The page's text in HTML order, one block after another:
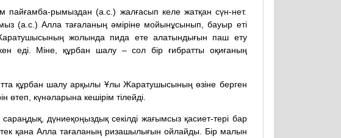
рымыздан (а.с.) жалғасып келе жатқан сүн-нет.
(а.с.) Алла тағаланың әміріне мойынұсынып, бауыр еті
жолында пида ете алатындығын паш ету
еді. Міне, құрбан шалу – сол бір ғибратты оқиғаның
құрбан шалу арқылы Ұлы Жаратушысының өзіне берген
өтеп, күнәларына кешірім тілейді.
сараңдық, дүниеқоңыздық секілді жағымсыз қасиет-тері бар
тек қана Алла тағаланың ризашылығын ойлайды. Бір малын